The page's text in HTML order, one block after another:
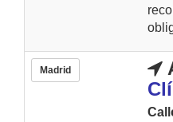
Madrid